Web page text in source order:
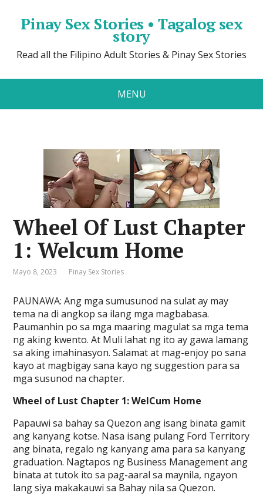
Pinay Sex Stories • Tagalog sex
story
Read all the Filipino Adult Stories & Pinay Sex Stories
MENU
Wheel Of Lust Chapter
1: Welcum Home
Mayo 8, 2023 Pinay Sex Stories
PAUNAWA: Ang mga sumusunod na sulat ay may
tema na di angkop sa ilang mga magbabasa.
Paumanhin po sa mga maaring magulat sa mga tema
ng aking kwento. At Muli lahat ng ito ay gawa lamang
sa aking imahinasyon. Salamat at mag-enjoy po sana
kayo at magbigay sana kayo ng suggestion para sa
mga susunod na chapter.
Wheel of Lust Chapter 1: WelCum Home
Papauwi sa bahay sa Quezon ang isang binata gamit
ang kanyang kotse. Nasa isang pulang Ford Territory
ang binata, regalo ng kanyang ama para sa kanyang
graduation. Nagtapos ng Business Management ang
binata at tutok ito sa pag-aaral sa maynila, ngayon
lang siya makakauwi sa Bahay nila sa Quezon.